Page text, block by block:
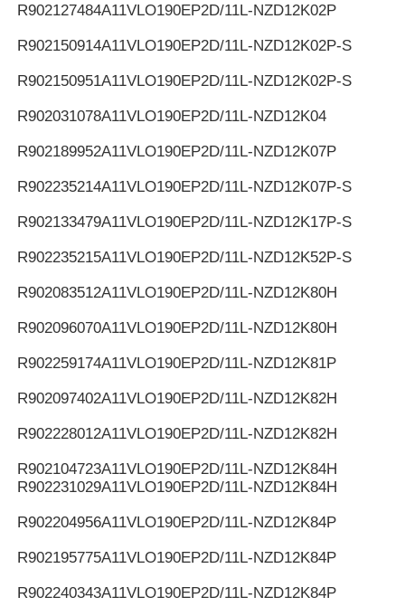
R902127484A11VLO190EP2D/11L-NZD12K02P
R902150914A11VLO190EP2D/11L-NZD12K02P-S
R902150951A11VLO190EP2D/11L-NZD12K02P-S
R902031078A11VLO190EP2D/11L-NZD12K04
R902189952A11VLO190EP2D/11L-NZD12K07P
R902235214A11VLO190EP2D/11L-NZD12K07P-S
R902133479A11VLO190EP2D/11L-NZD12K17P-S
R902235215A11VLO190EP2D/11L-NZD12K52P-S
R902083512A11VLO190EP2D/11L-NZD12K80H
R902096070A11VLO190EP2D/11L-NZD12K80H
R902259174A11VLO190EP2D/11L-NZD12K81P
R902097402A11VLO190EP2D/11L-NZD12K82H
R902228012A11VLO190EP2D/11L-NZD12K82H
R902104723A11VLO190EP2D/11L-NZD12K84H
R902231029A11VLO190EP2D/11L-NZD12K84H
R902204956A11VLO190EP2D/11L-NZD12K84P
R902195775A11VLO190EP2D/11L-NZD12K84P
R902240343A11VLO190EP2D/11L-NZD12K84P